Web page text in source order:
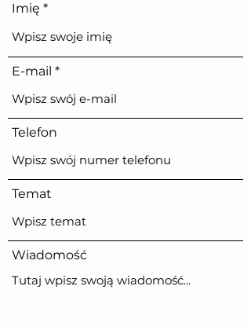
Imię
E-mail
Telefon
Temat
Wiadomość